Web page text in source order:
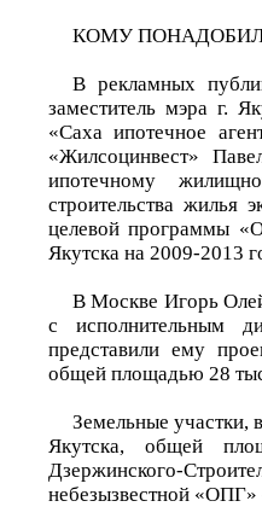
КОМУ
В рекламных
заместитель мэра г.
«Саха ипотечное
«Жилсоцинвест»
ипотечному
строительства жилья
целевой программы
Якутска на 2009-2013
В Москве Игорь
с исполнительным
представили ему
общей площадью 28
Земельные участки,
Якутска, общей
Дзержинского-
небезызвестной